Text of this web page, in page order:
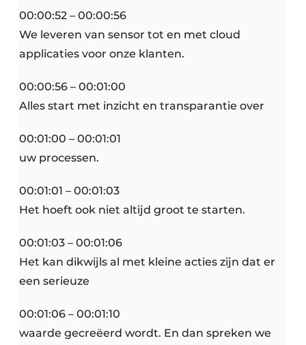
00:00:52 – 00:00:56
We leveren van sensor tot en met cloud
applicaties voor onze klanten.
00:00:56 – 00:01:00
Alles start met inzicht en transparantie over
00:01:00 – 00:01:01
uw processen.
00:01:01 – 00:01:03
Het hoeft ook niet altijd groot te starten.
00:01:03 – 00:01:06
Het kan dikwijls al met kleine acties zijn dat er
een serieuze
00:01:06 – 00:01:10
waarde gecreëerd wordt. En dan spreken we